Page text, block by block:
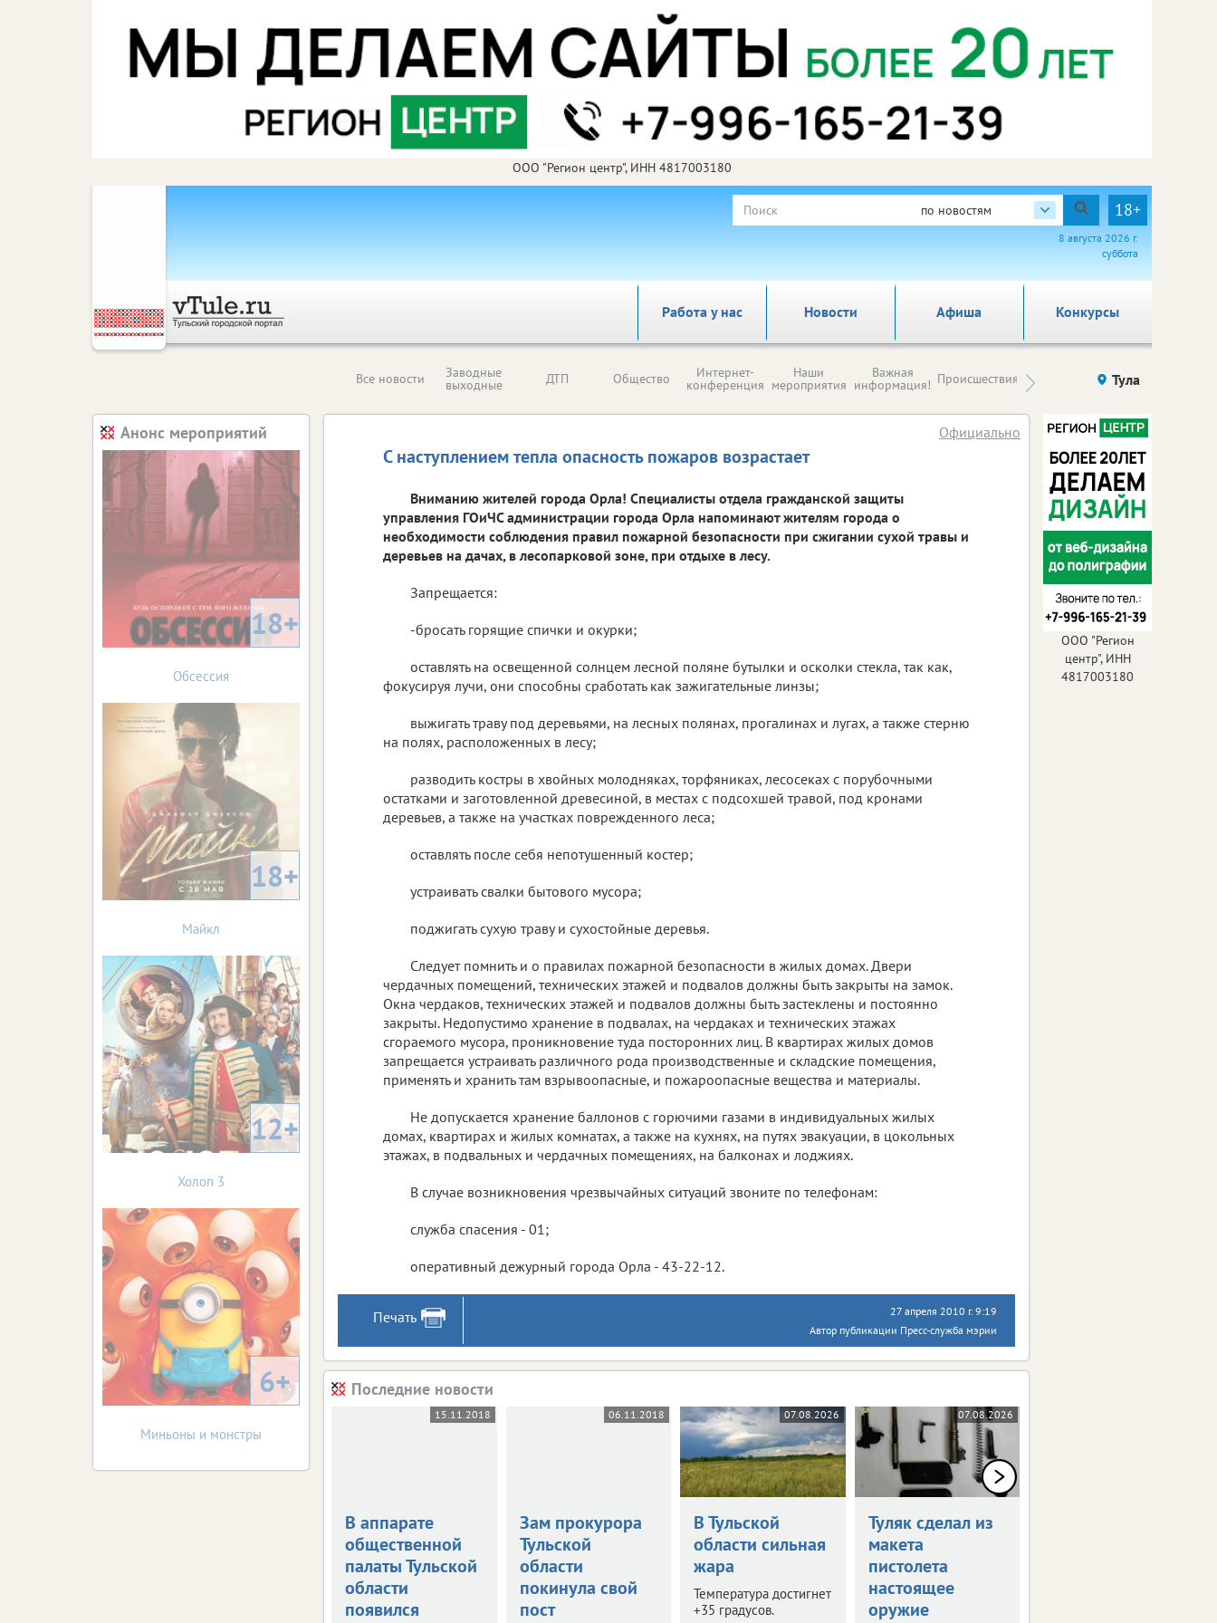
ООО "Регион центр", ИНН 4817003180
по новостям 18+
8 августа 2026 г.
суббота
Работа у нас Новости Афиша Конкурсы
Все новости Заводные
выходные ДТП Общество Интернет-
конференция
Наши
мероприятия
Важная
информация! Происшествия Здоровье компаний (на
Тула
С наступлением тепла опасность пожаров возрастает
Официально
Вниманию жителей города Орла! Специалисты отдела гражданской защиты
управления ГОиЧС администрации города Орла напоминают жителям города о
необходимости соблюдения правил пожарной безопасности при сжигании сухой травы и
деревьев на дачах, в лесопарковой зоне, при отдыхе в лесу.
Запрещается:
-бросать горящие спички и окурки;
оставлять на освещенной солнцем лесной поляне бутылки и осколки стекла, так как,
фокусируя лучи, они способны сработать как зажигательные линзы;
выжигать траву под деревьями, на лесных полянах, прогалинах и лугах, а также стерню
на полях, расположенных в лесу;
разводить костры в хвойных молодняках, торфяниках, лесосеках с порубочными
остатками и заготовленной древесиной, в местах с подсохшей травой, под кронами
деревьев, а также на участках поврежденного леса;
оставлять после себя непотушенный костер;
устраивать свалки бытового мусора;
поджигать сухую траву и сухостойные деревья.
Следует помнить и о правилах пожарной безопасности в жилых домах. Двери
чердачных помещений, технических этажей и подвалов должны быть закрыты на замок.
Окна чердаков, технических этажей и подвалов должны быть застеклены и постоянно
закрыты. Недопустимо хранение в подвалах, на чердаках и технических этажах
сгораемого мусора, проникновение туда посторонних лиц. В квартирах жилых домов
запрещается устраивать различного рода производственные и складские помещения,
применять и хранить там взрывоопасные, и пожароопасные вещества и материалы.
Не допускается хранение баллонов с горючими газами в индивидуальных жилых
домах, квартирах и жилых комнатах, а также на кухнях, на путях эвакуации, в цокольных
этажах, в подвальных и чердачных помещениях, на балконах и лоджиях.
В случае возникновения чрезвычайных ситуаций звоните по телефонам:
служба спасения - 01 ;
оперативный дежурный города Орла - 43-22-12.
Печать
27 апреля 2010 г. 9:19
Автор публикации Пресс-служба мэрии
Последние новости
15.11.2018
В аппарате
общественной
палаты Тульской
области
появился
06.11.2018
Зам прокурора
Тульской
области
покинула свой
пост
07.08.2026
В Тульской
области сильная
жара
Температура достигнет
+35 градусов.
07.08.2026
Туляк сделал из
макета
пистолета
настоящее
оружие
Анонс мероприятий
18+
Обсессия
18+
Майкл
12+
Холоп 3
6+
Миньоны и монстры
ООО "Регион
центр", ИНН
4817003180